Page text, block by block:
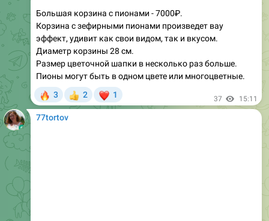
эффект, удивит как свои видом, так и вкусом.
Диаметр корзины 28 см.
Размер цветочной шапки в несколько раз больше.
Пионы могут быть в одном цвете или многоцветные.
3 2
❤
1 37 15:11
77tortov